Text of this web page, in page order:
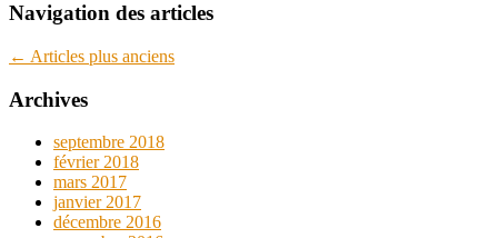
Navigation des articles
← Articles plus anciens
Archives
septembre 2018
février 2018
mars 2017
janvier 2017
décembre 2016